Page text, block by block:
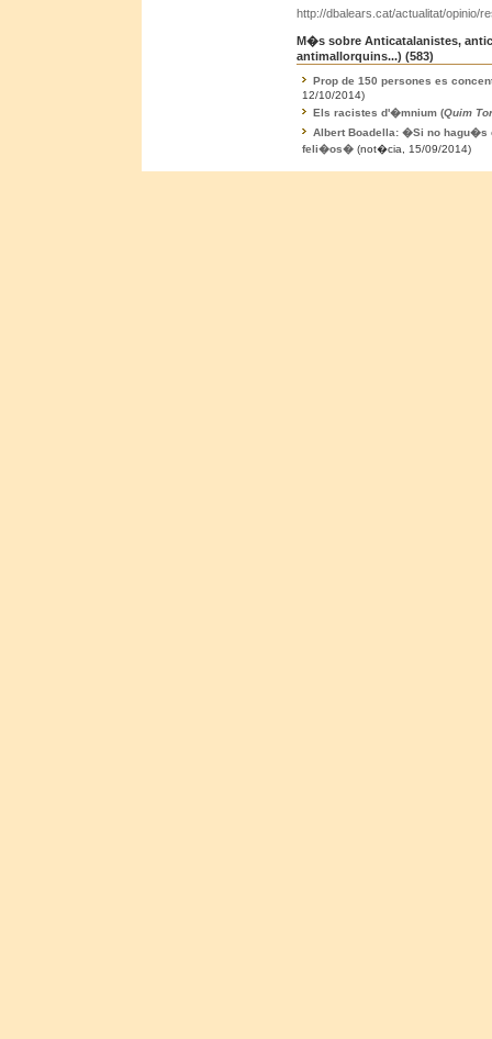
http://dbalears.cat/actualitat/opinio/
M�s sobre Anticatalanistes,
antimallorquins...) (583)
Prop de 150 persones es
12/10/2014)
Els racistes d'�mnium (Quim
Albert Boadella: �Si no
feli�os� (not�cia, 15/09/2014)